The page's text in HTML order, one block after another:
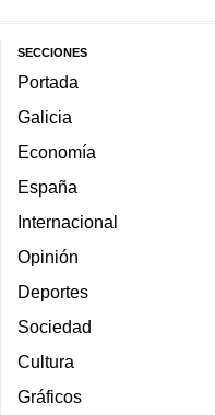
SECCIONES
Portada
Galicia
Economía
España
Internacional
Opinión
Deportes
Sociedad
Cultura
Gráficos